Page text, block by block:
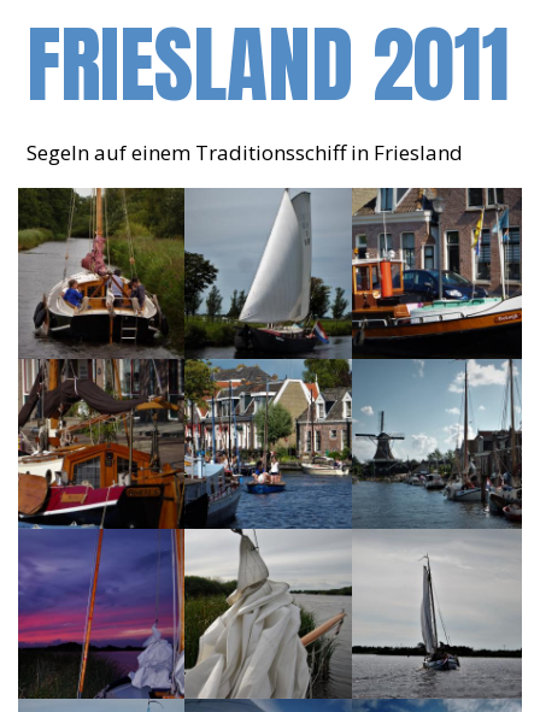
FRIESLAND 2011
Segeln auf einem Traditionsschiff in Friesland